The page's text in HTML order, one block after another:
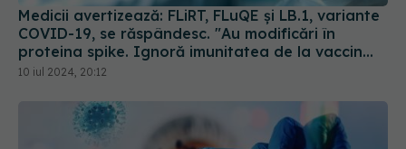
sau infectarea anterioară
10 iul 2024, 20:12